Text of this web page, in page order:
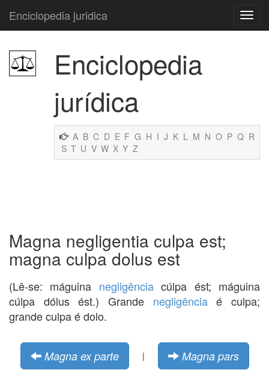
Enciclopedia juridica
Enciclopedia
jurídica
A B C D E F G H I J K L M N O P Q R
S T U V W X Y Z
Magna negligentia culpa est;
magna culpa dolus est
(Lê-se: máguina negligênciacúlpa ést; máguina
cúlpa dólus ést.) Grande negligênciaé culpa;
grande culpa é dolo.
Magna ex parte | Magna pars